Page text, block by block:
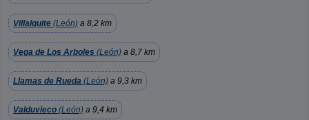
Villalquite (León) a 8,2 km
Vega de Los Arboles (León) a 8,7 km
Llamas de Rueda (León) a 9,3 km
Valduvieco (León) a 9,4 km